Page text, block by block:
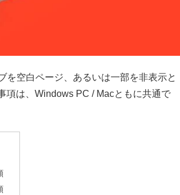
を空白ページ、あるいは一部を非表示と
項は、Windows PC / Macともに共通で